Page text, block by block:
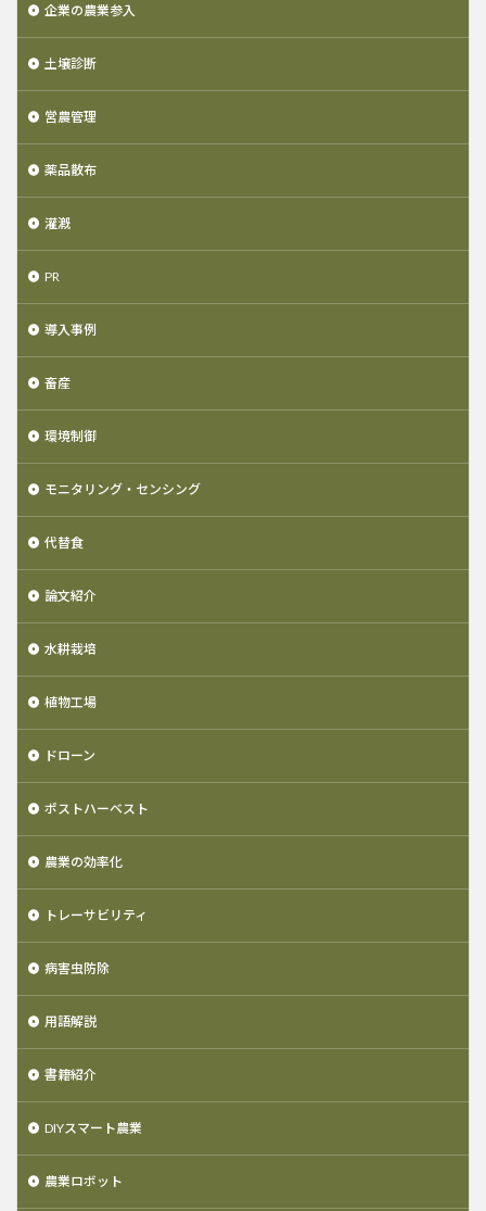
企業の農業参入
土壌診断
営農管理
薬品散布
灌漑
PR
導入事例
畜産
環境制御
モニタリング・センシング
代替食
論文紹介
水耕栽培
植物工場
ドローン
ポストハーベスト
農業の効率化
トレーサビリティ
病害虫防除
用語解説
書籍紹介
DIYスマート農業
農業ロボット